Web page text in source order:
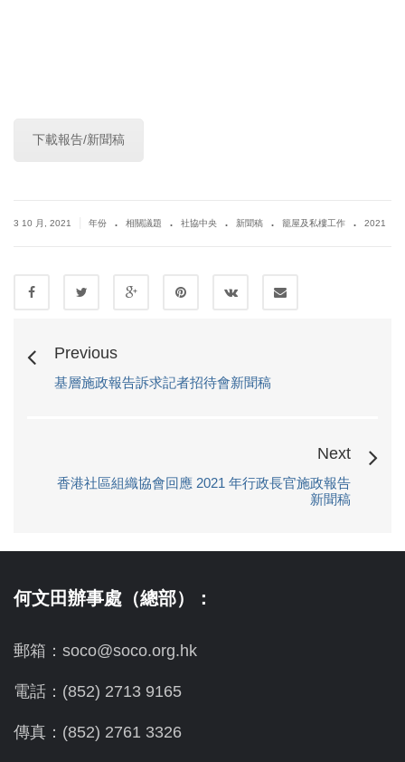
下載報告/新聞稿
3 10 月, 2021 年份 . 相關議題 . 社協中央 . 新聞稿 . 籠屋及私樓工作 . 2021
Previous
基層施政報告訴求記者招待會新聞稿
Next
香港社區組織協會回應 2021 年行政長官施政報告
新聞稿
何文田辦事處（總部）：
郵箱：soco@soco.org.hk
電話：(852) 2713 9165
傳真：(852) 2761 3326